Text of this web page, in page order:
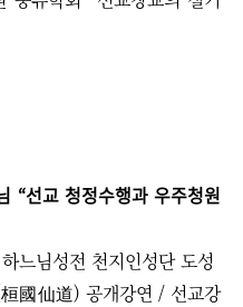
“선교 청정수행과 우주청원
느님성전 천지인성단 도성
國仙道) 공개강연 / 선교강